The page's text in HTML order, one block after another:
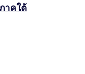
าคใต้